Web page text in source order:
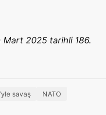
Mart 2025 tarihli 186.
savaş
NATO